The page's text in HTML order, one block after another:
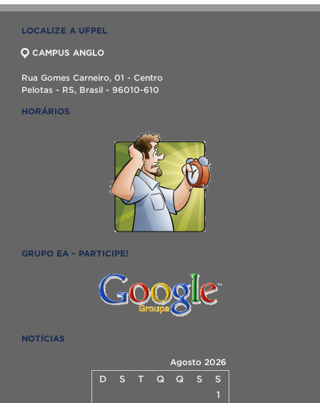
LOCALIZE A UFPEL
CAMPUS ANGLO
Rua Gomes Carneiro, 01 - Centro
Pelotas - RS, Brasil - 96010-610
HORÁRIOS
GRUPO EA – PARTICIPE!
NOTÍCIAS
Agosto 2026
D S T Q Q S
S
1